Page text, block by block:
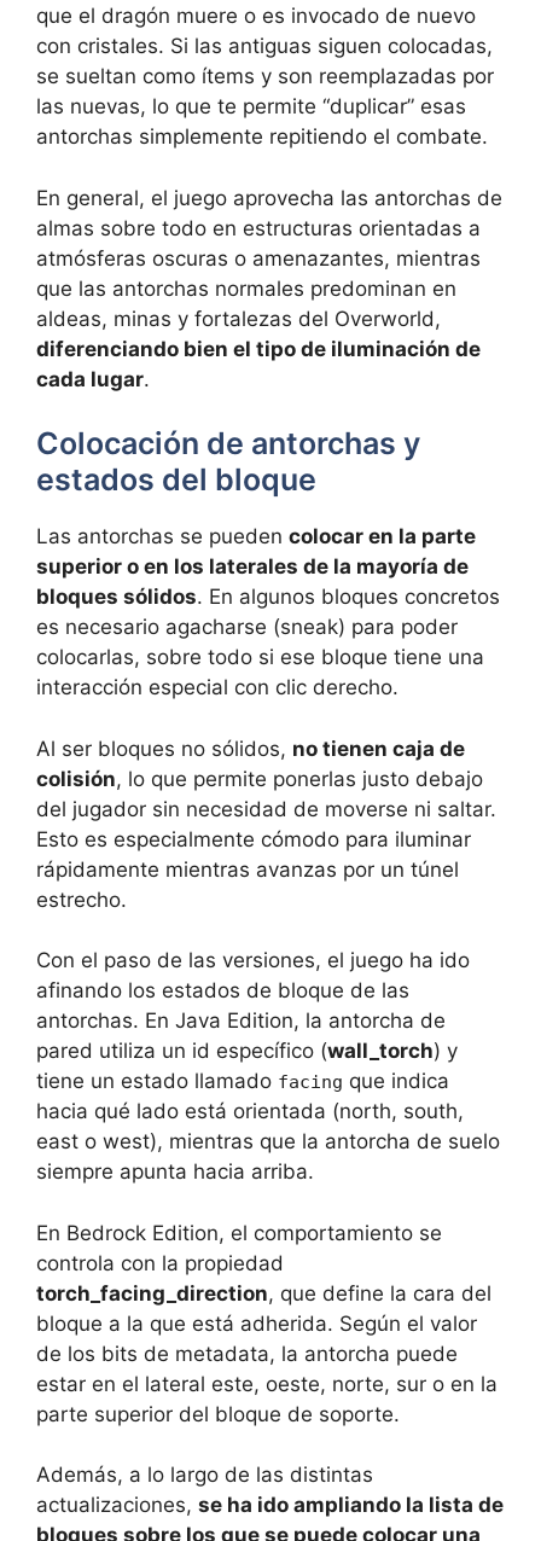
que el dragón muere o es invocado de nuevo
con cristales. Si las antiguas siguen colocadas,
se sueltan como ítems y son reemplazadas por
las nuevas, lo que te permite “duplicar” esas
antorchas simplemente repitiendo el combate.
En general, el juego aprovecha las antorchas de
almas sobre todo en estructuras orientadas a
atmósferas oscuras o amenazantes, mientras
que las antorchas normales predominan en
aldeas, minas y fortalezas del Overworld,
diferenciando bien el tipo de iluminación de
cada lugar.
Colocación de antorchas y
estados del bloque
Las antorchas se pueden colocar en la parte
superior o en los laterales de la mayoría de
bloques sólidos. En algunos bloques concretos
es necesario agacharse (sneak) para poder
colocarlas, sobre todo si ese bloque tiene una
interacción especial con clic derecho.
Al ser bloques no sólidos, no tienen caja de
colisión, lo que permite ponerlas justo debajo
del jugador sin necesidad de moverse ni saltar.
Esto es especialmente cómodo para iluminar
rápidamente mientras avanzas por un túnel
estrecho.
Con el paso de las versiones, el juego ha ido
afinando los estados de bloque de las
antorchas. En Java Edition, la antorcha de
pared utiliza un id específico (wall_torch) y
tiene un estado llamado facing que indica
hacia qué lado está orientada (north, south,
east o west), mientras que la antorcha de suelo
siempre apunta hacia arriba.
En Bedrock Edition, el comportamiento se
controla con la propiedad
torch_facing_direction, que define la cara del
bloque a la que está adherida. Según el valor
de los bits de metadata, la antorcha puede
estar en el lateral este, oeste, norte, sur o en la
parte superior del bloque de soporte.
Además, a lo largo de las distintas
actualizaciones, se ha ido ampliando la lista de
bloques sobre los que se puede colocar una